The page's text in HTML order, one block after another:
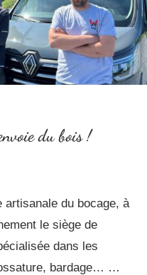
du bois !
artisanale du bocage, à
le siège de
dans les
bardage… …